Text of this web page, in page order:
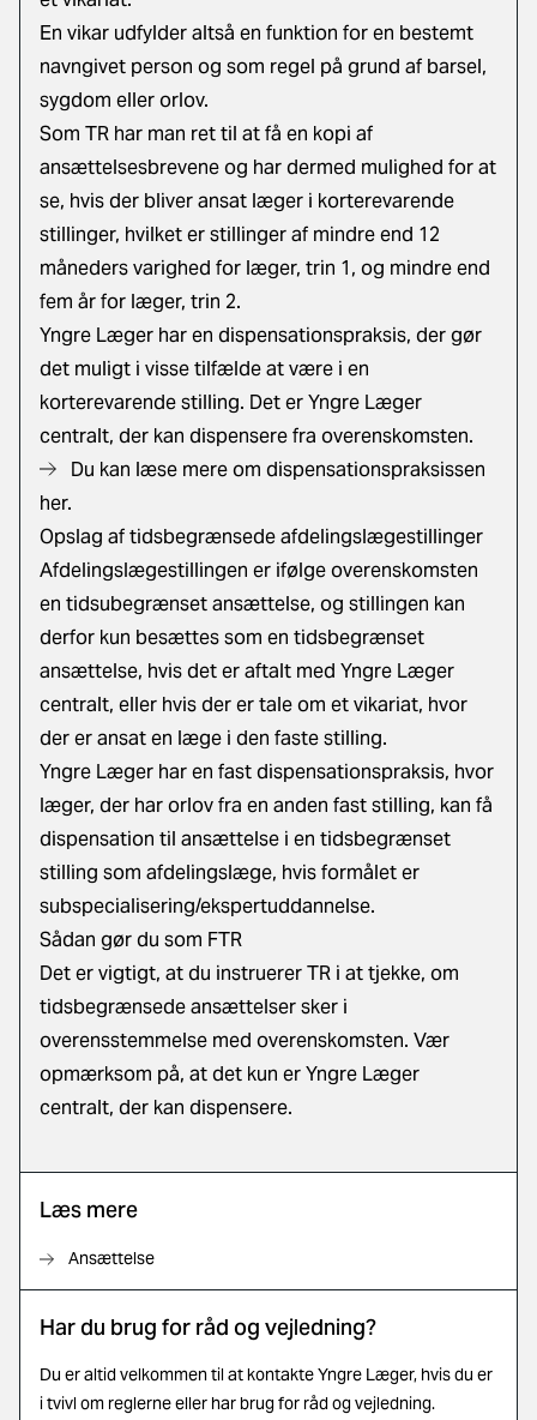
En vikar udfylder altså en funktion for en bestemt
navngivet person og som regel på grund af barsel,
sygdom eller orlov.
Som TR har man ret til at få en kopi af
ansættelsesbrevene og har dermed mulighed for at
se, hvis der bliver ansat læger i korterevarende
stillinger, hvilket er stillinger af mindre end 12
måneders varighed for læger, trin 1, og mindre end
fem år for læger, trin 2.
Yngre Læger har en dispensationspraksis, der gør
det muligt i visse tilfælde at være i en
korterevarende stilling. Det er Yngre Læger
centralt, der kan dispensere fra overenskomsten.
Du kan læse mere om dispensationspraksissen
her.
Opslag af tidsbegrænsede afdelingslægestillinger
Afdelingslægestillingen er ifølge overenskomsten
en tidsubegrænset ansættelse, og stillingen kan
derfor kun besættes som en tidsbegrænset
ansættelse, hvis det er aftalt med Yngre Læger
centralt, eller hvis der er tale om et vikariat, hvor
der er ansat en læge i den faste stilling.
Yngre Læger har en fast dispensationspraksis, hvor
læger, der har orlov fra en anden fast stilling, kan få
dispensation til ansættelse i en tidsbegrænset
stilling som afdelingslæge, hvis formålet er
subspecialisering/ekspertuddannelse.
Sådan gør du som FTR
Det er vigtigt, at du instruerer TR i at tjekke, om
tidsbegrænsede ansættelser sker i
overensstemmelse med overenskomsten. Vær
opmærksom på, at det kun er Yngre Læger
centralt, der kan dispensere.
Læs mere
Ansættelse
Har du brug for råd og vejledning?
Du er altid velkommen til at kontakte Yngre Læger, hvis du er
i tvivl om reglerne eller har brug for råd og vejledning.